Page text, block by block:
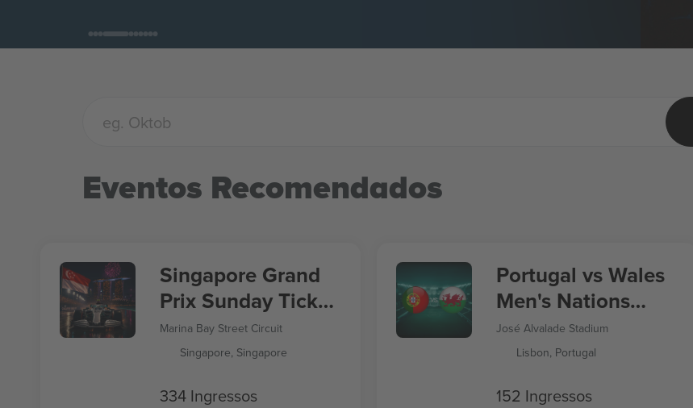
Eventos Recomendados
Singapore Grand
Prix Sunday Ticket
Formula 1
Marina Bay Street Circuit
Singapore, Singapore
334 Ingressos
Portugal vs Wales
Men's Nations
League
José Alvalade Stadium
Lisbon, Portugal
152 Ingressos